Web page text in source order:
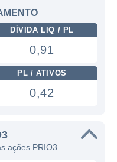
DÍVIDA LIQ / PL
0,91
PL / ATIVOS
0,42
ações PRIO3